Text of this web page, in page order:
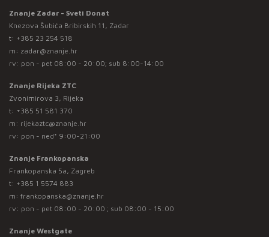
Znanje Zadar - Sveti Donat
Knezova Šubića Bribirskih 11, Zadar
t: +385 23 254 518
m: zadar@znanje.hr
rv: pon - pet 08:00 - 20:00; sub 8:00-14:00
Znanje Rijeka ZTC
Zvonimirova 3, Rijeka
t: +385 51 581 370
m: rijekaztc@znanje.hr
rv: pon - ned* 9:00-21:00
Znanje Frankopanska
Frankopanska 5a, Zagreb
t: +385 1 5574 883
m: frankopanska@znanje.hr
rv: pon - pet 08:00 - 20:00 ; sub 08:00 - 15:00
Znanje Westgate